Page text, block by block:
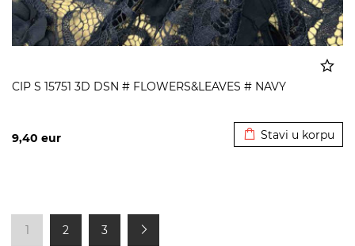
CIP S 15751 3D DSN # FLOWERS&LEAVES # NAVY
9,40 eur Stavi u korpu
1 2 3